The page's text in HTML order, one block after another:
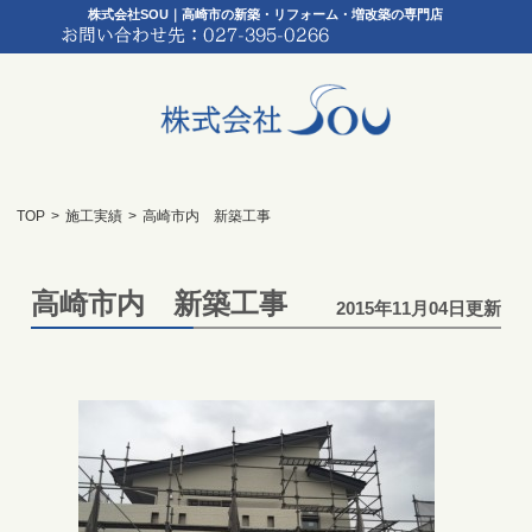
株式会社SOU｜高崎市の新築・リフォーム・増改築の専門店
TOP > 施工実績 > 高崎市内 新築工事
高崎市内 新築工事 2015年11月04日更新